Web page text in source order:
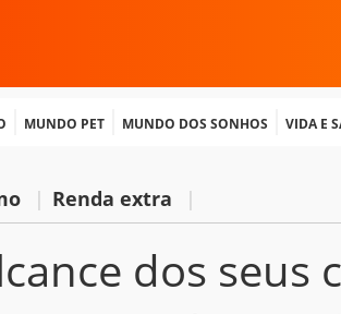
Mundo Pet Mundo dos Sonhos Vida e
| Renda extra |
dos seus